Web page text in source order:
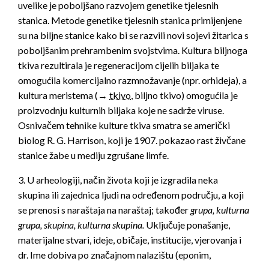
uvelike je poboljšano razvojem genetike tjelesnih
stanica. Metode genetike tjelesnih stanica primijenjene
su na biljne stanice kako bi se razvili novi sojevi žitarica s
poboljšanim prehrambenim svojstvima. Kultura biljnoga
tkiva rezultirala je regeneracijom cijelih biljaka te
omogućila komercijalno razmnožavanje (npr. orhideja), a
kultura meristema (→ tkivo , biljno tkivo) omogućila je
proizvodnju kulturnih biljaka koje ne sadrže viruse.
Osnivačem tehnike kulture tkiva smatra se američki
biolog R. G. Harrison, koji je 1907. pokazao rast živčane
stanice žabe u mediju zgrušane limfe.
3. U arheologiji, način života koji je izgradila neka
skupina ili zajednica ljudi na određenom području, a koji
se prenosi s naraštaja na naraštaj; takođergrupa, kulturna
grupa, skupina, kulturna skupina. Uključuje ponašanje,
materijalne stvari, ideje, običaje, institucije, vjerovanja i
dr. Ime dobiva po značajnom nalazištu (eponim,